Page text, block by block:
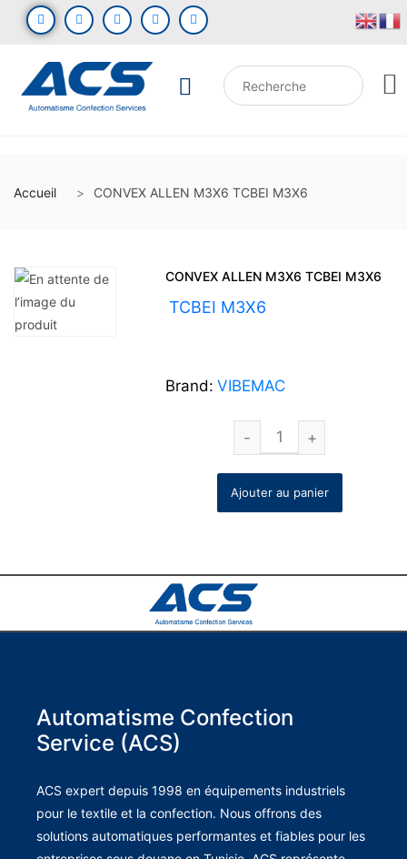
Accueil CONVEX ALLEN M3X6 TCBEI M3X6
CONVEX ALLEN M3X6 TCBEI M3X6
UGS :TCBEI M3X6
Brand: VIBEMAC
Ajouter au panier
Automatisme Confection
Service (ACS)
ACS expert depuis 1998 en équipements industriels
pour le textile et la confection. Nous offrons des
solutions automatiques performantes et fiables pour les